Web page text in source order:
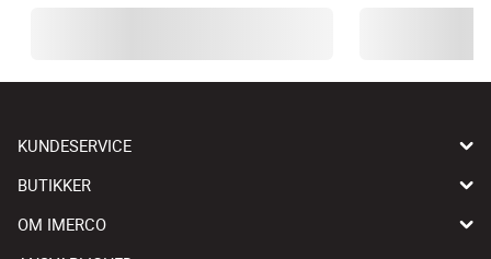
KUNDESERVICE
BUTIKKER
OM IMERCO